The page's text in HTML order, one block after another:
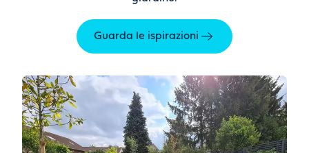
Guarda le ispirazioni